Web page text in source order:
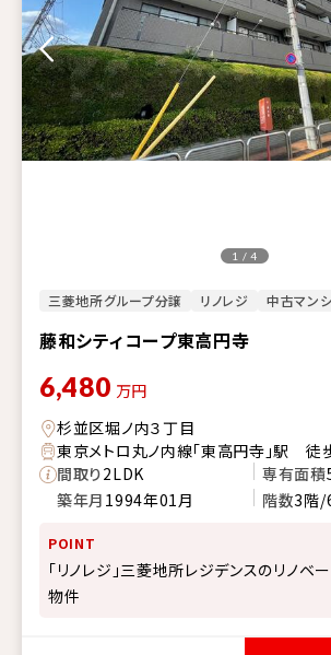
三菱地所グループ分譲 リノレジ 中古マン
藤和シティコープ東高円寺
1 / 4
6,480 万円
杉並区堀ノ内３丁目
東京メトロ丸ノ内線「東高円寺」駅 徒
間取り2LDK 専有面積
築年月 1994年01月 階数3階/
POINT
「リノレジ」三菱地所レジデンスのリノベ
物件